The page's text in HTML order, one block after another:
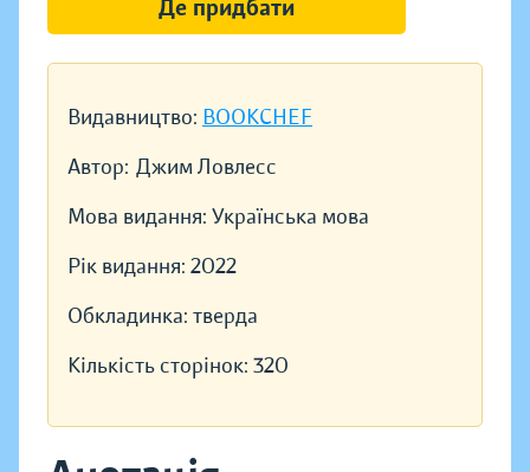
Видавництво: BOOKCHEF
Автор: Джим Ловлесс
Мова видання: Українська мова
Рік видання: 2022
Обкладинка: тверда
Кількість сторінок: 320
Де придбати